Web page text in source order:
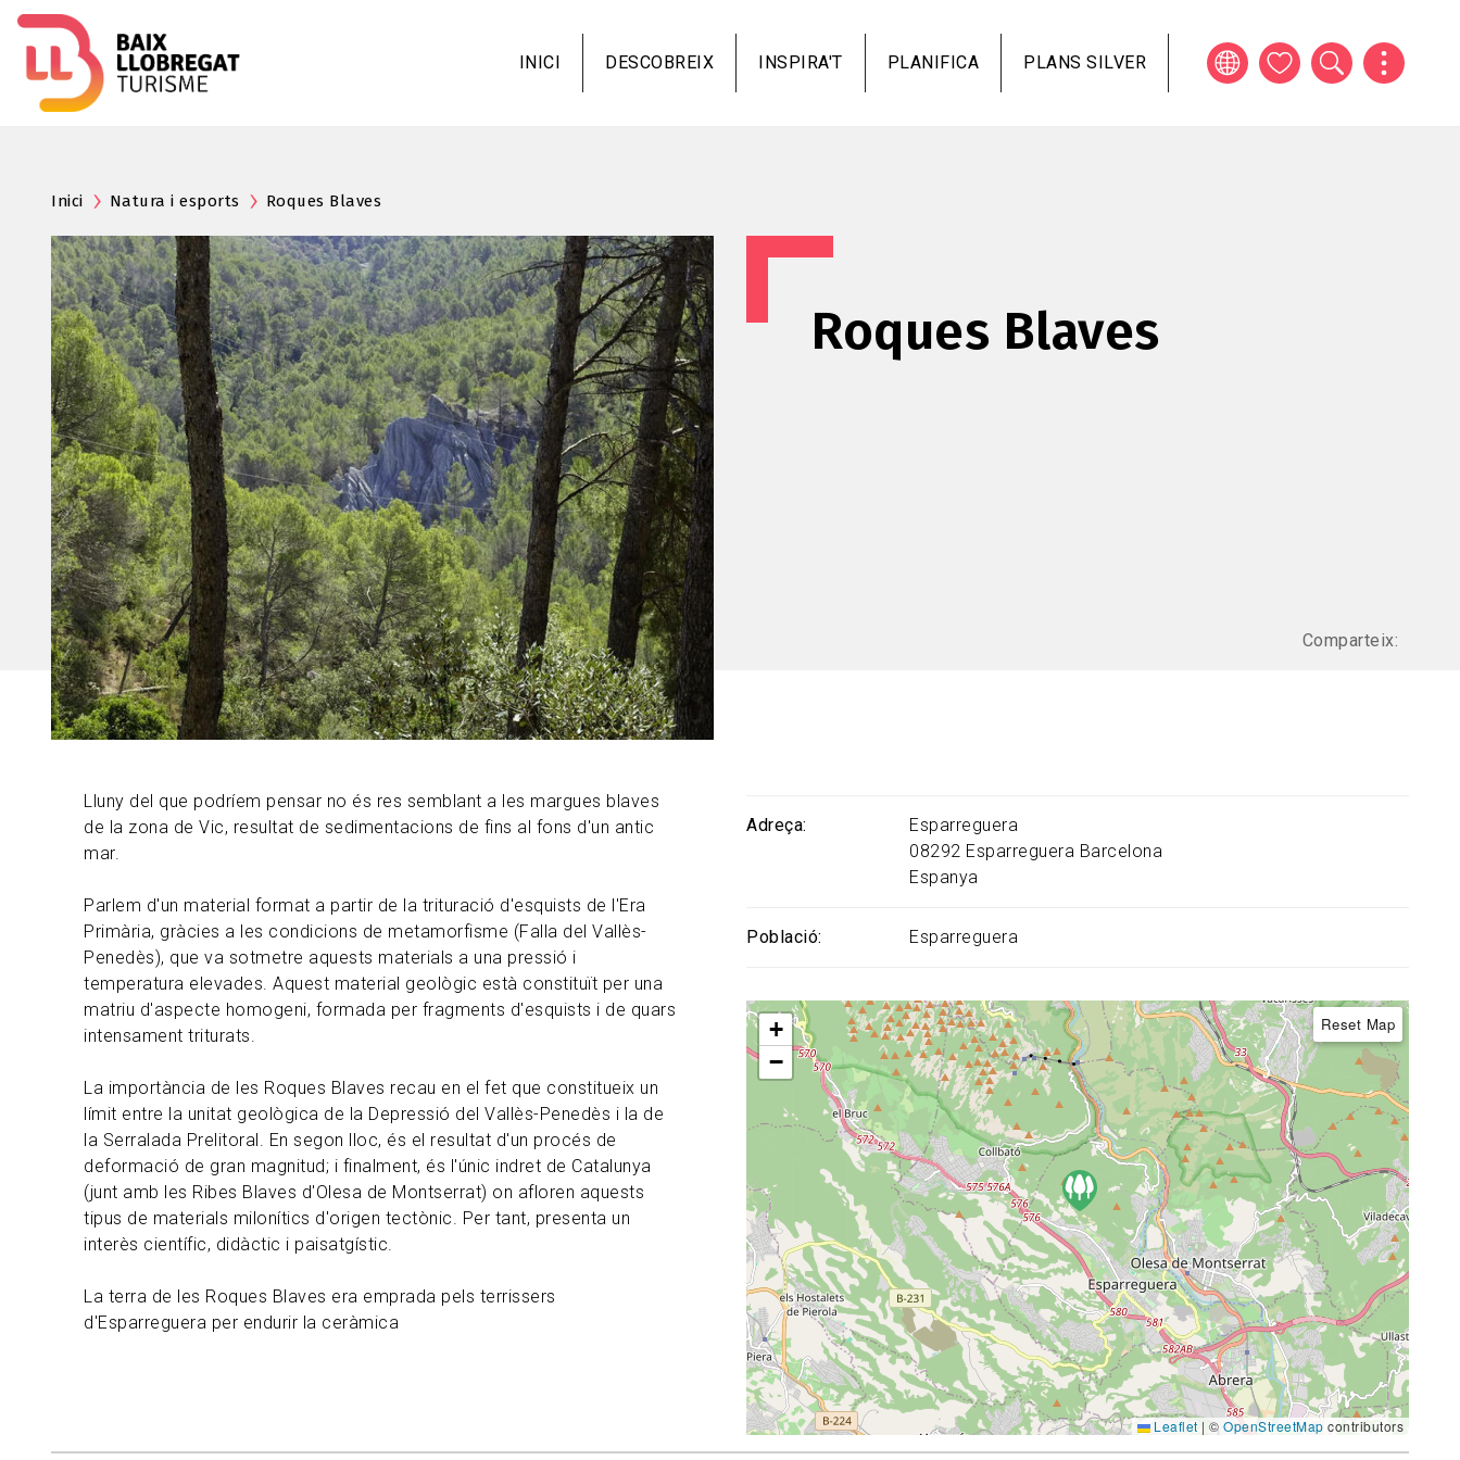
al
contingut
INICI DESCOBREIX INSPIRA'T PLANIFICA PLANS SILVER
Inici Natura i esports Roques Blaves
Roques Blaves
Comparteix:
Lluny del que podríem pensar no és res semblant a les margues blaves
de la zona de Vic, resultat de sedimentacions de fins al fons d'un antic
mar.
Parlem d'un material format a partir de la trituració d'esquists de l'Era
Primària, gràcies a les condicions de metamorfisme (Falla del Vallès-
Penedès), que va sotmetre aquests materials a una pressió i
temperatura elevades. Aquest material geològic està constituït per una
matriu d'aspecte homogeni, formada per fragments d'esquists i de quars
intensament triturats.
La importància de les Roques Blaves recau en el fet que constitueix un
límit entre la unitat geològica de la Depressió del Vallès-Penedès i la de
la Serralada Prelitoral. En segon lloc, és el resultat d'un procés de
deformació de gran magnitud; i finalment, és l'únic indret de Catalunya
(junt amb les Ribes Blaves d'Olesa de Montserrat) on afloren aquests
tipus de materials milonítics d'origen tectònic. Per tant, presenta un
interès científic, didàctic i paisatgístic.
La terra de les Roques Blaves era emprada pels terrissers
d'Esparreguera per endurir la ceràmica
Adreça
Esparreguera
08292 Esparreguera Barcelona
Espanya
Població Esparreguera
+
−
Reset Map
Leaflet | © OpenStreetMap contributors